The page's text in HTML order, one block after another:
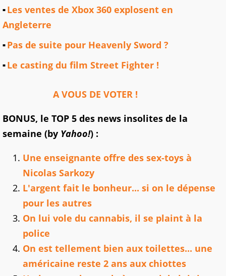
Les ventes de Xbox 360 explosent en
Angleterre
Pas de suite pour Heavenly Sword ?
Le casting du film Street Fighter !
A VOUS DE VOTER !
BONUS, le TOP 5 des news insolites de la
semaine (by Yahoo!) :
Une enseignante offre des sex-toys à
Nicolas Sarkozy
L'argent fait le bonheur... si on le dépense
pour les autres
On lui vole du cannabis, il se plaint à la
police
On est tellement bien aux toilettes... une
américaine reste 2 ans aux chiottes